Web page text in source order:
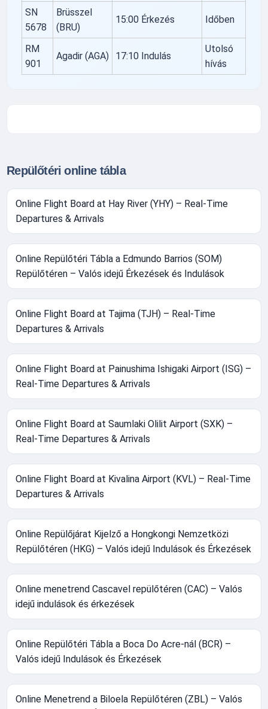
SN
5678
Brüsszel
(BRU)
15:00 Érkezés Időben
RM
901
Agadir (AGA) 17:10 Indulás
Utolsó
hívás
Repülőtéri online tábla
Online Flight Board at Hay River (YHY) – Real-Time
Departures & Arrivals
Online Repülőtéri Tábla a Edmundo Barrios (SOM)
Repülőtéren – Valós idejű Érkezések és Indulások
Online Flight Board at Tajima (TJH) – Real-Time
Departures & Arrivals
Online Flight Board at Painushima Ishigaki Airport (ISG) –
Real-Time Departures & Arrivals
Online Flight Board at Saumlaki Olilit Airport (SXK) –
Real-Time Departures & Arrivals
Online Flight Board at Kivalina Airport (KVL) – Real-Time
Departures & Arrivals
Online Repülőjárat Kijelző a Hongkongi Nemzetközi
Repülőtéren (HKG) – Valós idejű Indulások és Érkezések
Online menetrend Cascavel repülőtéren (CAC) – Valós
idejű indulások és érkezések
Online Repülőtéri Tábla a Boca Do Acre-nál (BCR) –
Valós idejű Indulások és Érkezések
Online Menetrend a Biloela Repülőtéren (ZBL) – Valós